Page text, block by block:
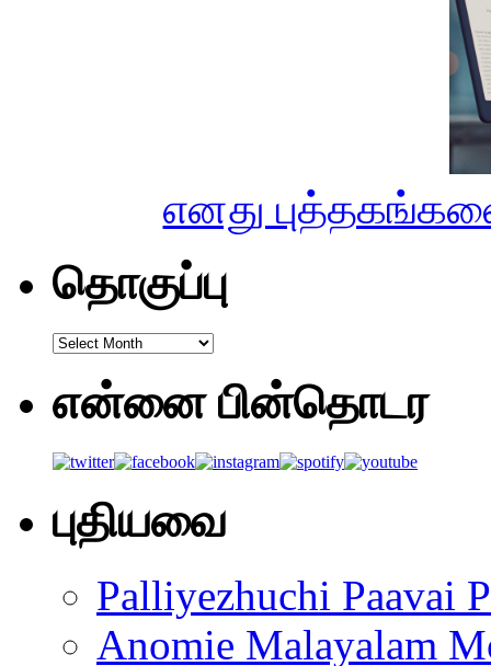
எனது
தொகுப்பு
தொகுப்பு
என்னை பின்தொடர
புதியவை
Palliyezhuchi Paavai
Anomie Malayalam